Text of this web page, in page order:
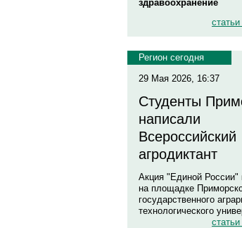
здравоохранение
Регион сегодня
29 Мая 2026, 16:37
Студенты
написали
Всероссийский
агродиктант
Акция "Единой России"
на площадке
государственного
технологического